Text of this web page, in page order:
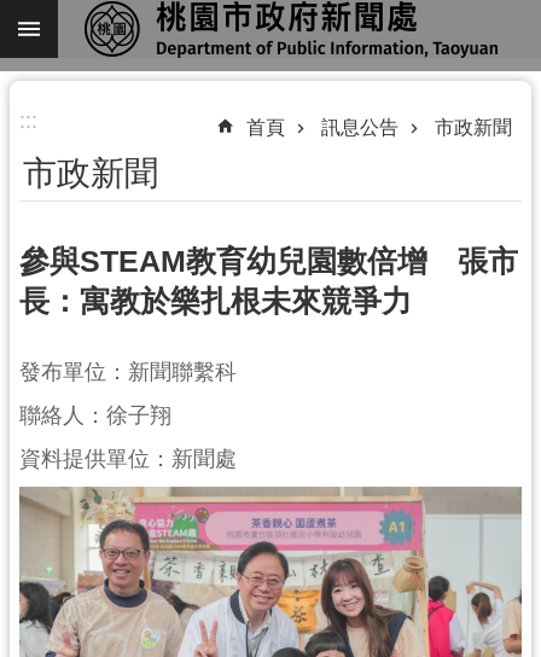
跳到主要內容區塊
進
搜
尋
關
我
們
機
通
業
務
::: 首頁 訊息公告 市政新聞
市政新聞
參與STEAM教育幼兒園數倍增 張市
長：寓教於樂扎根未來競爭力
發布單位：新聞聯繫科
聯絡人：徐子翔
資料提供單位：新聞處